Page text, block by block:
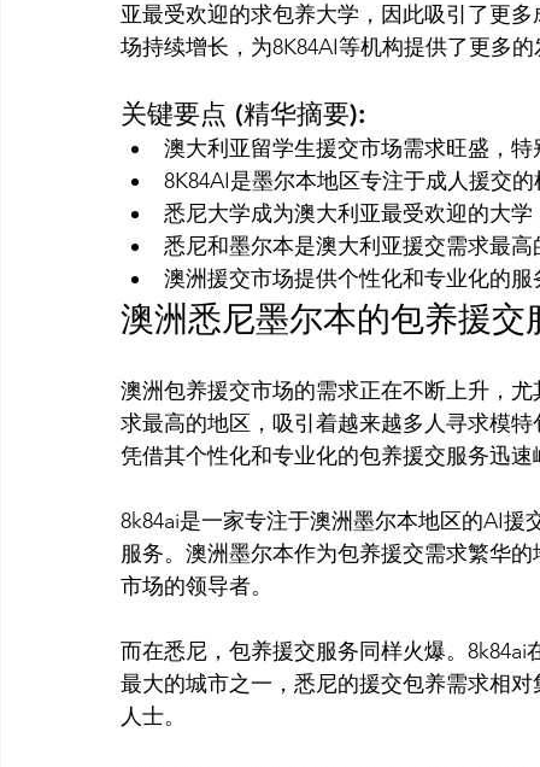
亚最受欢迎的求包养大学，因此吸引了更
关键要点 (精华摘要):
澳大利亚留学生援交市场需求旺盛，
8K84AI是墨尔本地区专注于成人援交
悉尼大学成为澳大利亚最受欢迎的大
悉尼和墨尔本是澳大利亚援交需求最高
澳洲援交市场提供个性化和专业化的服
澳洲悉尼墨尔本的包养援交
澳洲包养援交市场的需求正在不断上升，
求最高的地区，吸引着越来越多人寻求模
凭借其个性化和专业化的包养援交服务迅速
8k84ai是一家专注于澳洲墨尔本地区的AI
服务。澳洲墨尔本作为包养援交需求繁华
市场的领导者。
而在悉尼，包养援交服务同样火爆。
最大的城市之一，悉尼的援交包养需求相
人士。